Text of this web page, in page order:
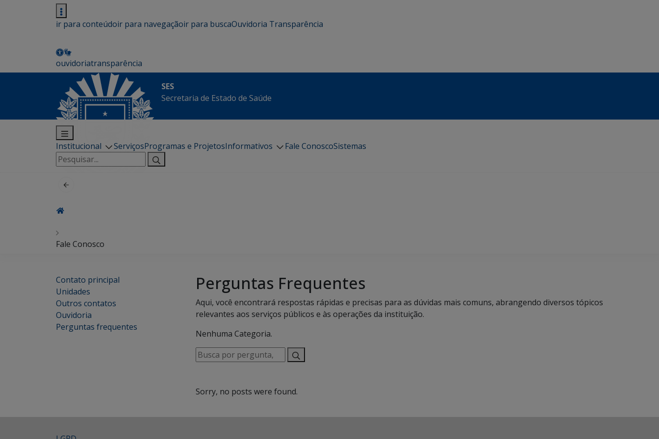
ir para conteúdoir para navegaçãoir para buscaOuvidoria Transparência
ouvidoriatransparência
SES
Secretaria de Estado de Saúde
Institucional ServiçosProgramas e ProjetosInformativos Fale ConoscoSistemas
Pesquisar
por:
Fale Conosco
Contato principal
Unidades
Outros contatos
Ouvidoria
Perguntas frequentes
Perguntas Frequentes
Aqui, você encontrará respostas rápidas e precisas para as dúvidas mais comuns, abrangendo diversos tópicos
relevantes aos serviços públicos e às operações da instituição.
Nenhuma Categoria.
Busca
por
palavra,
assunto…
Sorry, no posts were found.